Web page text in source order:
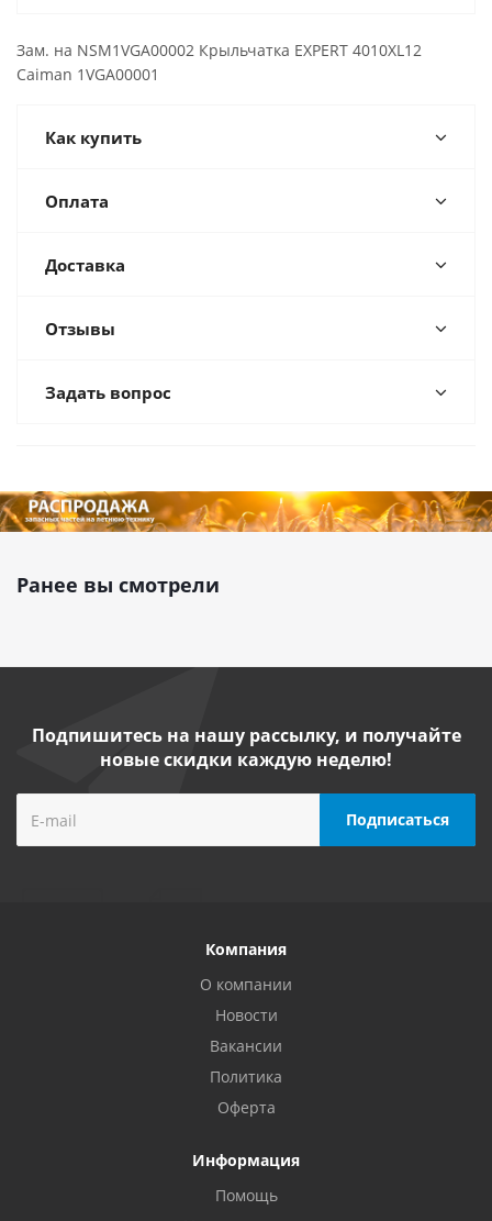
Зам. на NSM1VGA00002 Крыльчатка EXPERT 4010XL12
Caiman 1VGA00001
Как купить
Оплата
Доставка
Отзывы
Задать вопрос
Ранее вы смотрели
Подпишитесь на нашу рассылку, и получайте
новые скидки каждую неделю!
Компания
О компании
Новости
Вакансии
Политика
Оферта
Информация
Помощь